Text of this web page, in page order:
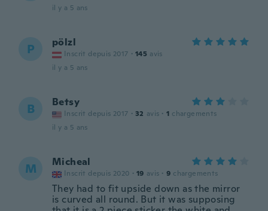
il y a 5 ans
P pölzl
Inscrit depuis 2017 · 145 avis
il y a 5 ans
B Betsy
Inscrit depuis 2017 · 32 avis · 1 chargements
il y a 5 ans
M Micheal
Inscrit depuis 2020 · 19 avis · 9 chargements
They had to fit upside down as the mirror
is curved all round. But it was supposing